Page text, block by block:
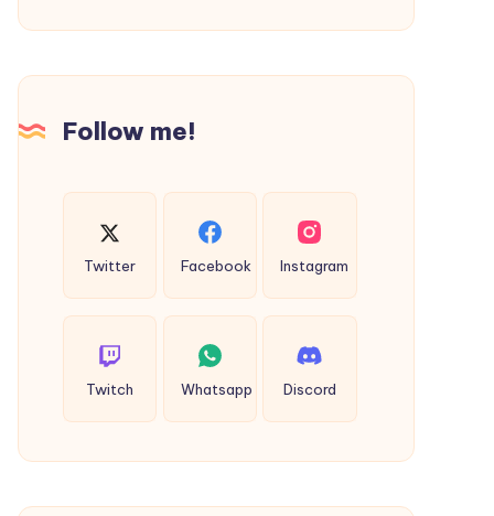
Follow me!
Twitter Facebook Instagram
Twitch Whatsapp Discord